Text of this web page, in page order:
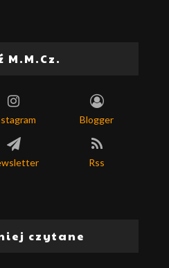
M.M.Cz.
Blogger
Rss
czytane